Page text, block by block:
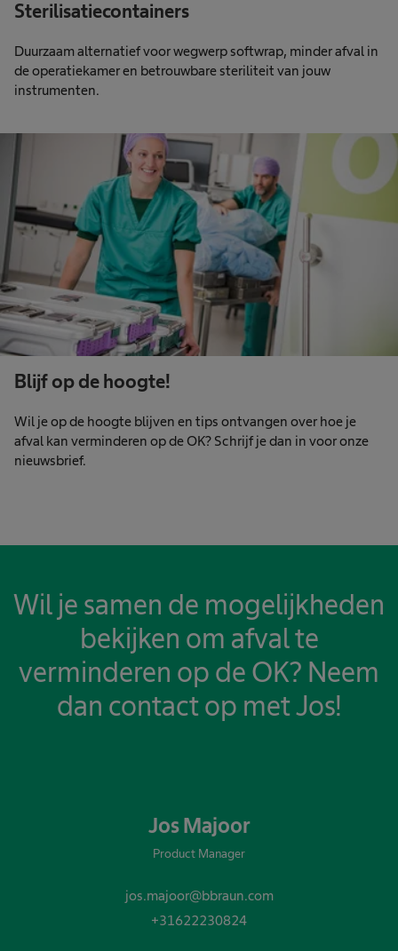
Sterilisatiecontainers
Duurzaam alternatief voor wegwerp softwrap, minder afval in
de operatiekamer en betrouwbare steriliteit van jouw
instrumenten.
Blijf op de hoogte!
Wil je op de hoogte blijven en tips ontvangen over hoe je
afval kan verminderen op de OK? Schrijf je dan in voor onze
nieuwsbrief.
Wil je samen de mogelijkheden
bekijken om afval te
verminderen op de OK? Neem
dan contact op met Jos!
Jos Majoor
Product Manager
jos.majoor@bbraun.com
+31622230824